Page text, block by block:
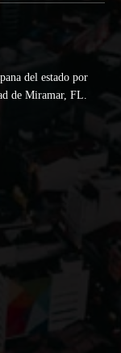
del estado por
de Miramar, FL.